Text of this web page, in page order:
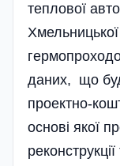
теплової
даних, що
проектно-
основі якої